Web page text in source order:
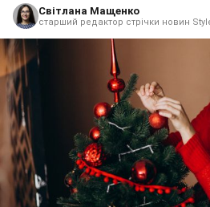
Світлана Мащенко
старший редактор стрічки новин